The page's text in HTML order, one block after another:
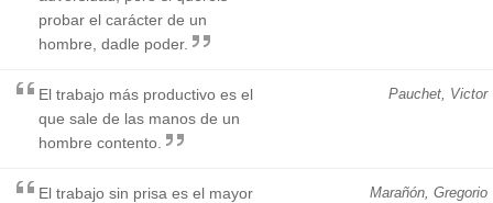
probar el carácter de un
hombre, dadle poder.
Pauchet, Victor
El trabajo más productivo es el
que sale de las manos de un
hombre contento.
Marañón, Gregorio
El trabajo sin prisa es el mayor